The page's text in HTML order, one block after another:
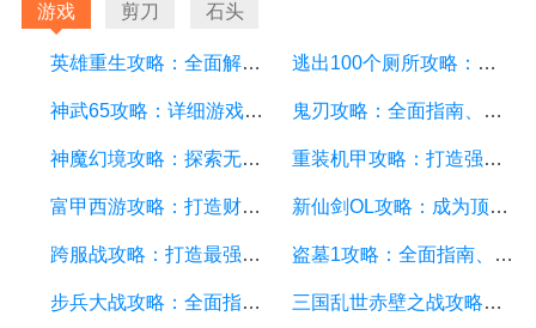
游戏 剪刀 石头
英雄重生攻略：全面解析游戏中的技巧和策略 逃出100个厕所攻略：详细游戏攻略方面的描述
神武65攻略：详细游戏攻略方面的描述 鬼刃攻略：全面指南、技巧和秘籍，助你成为顶尖玩家
神魔幻境攻略：探索无尽的魔幻世界，成为顶尖玩家 重装机甲攻略：打造强大机甲，征服战场的终极指南
富甲西游攻略：打造财富王国的终极指南 新仙剑OL攻略：成为顶级仙侠大侠的秘诀与技巧
跨服战攻略：打造最强战队，征服多个服务器 盗墓1攻略：全面指南、秘籍和技巧
步兵大战攻略：全面指南及游戏技巧分享 三国乱世赤壁之战攻略：详细游戏攻略方面的描述